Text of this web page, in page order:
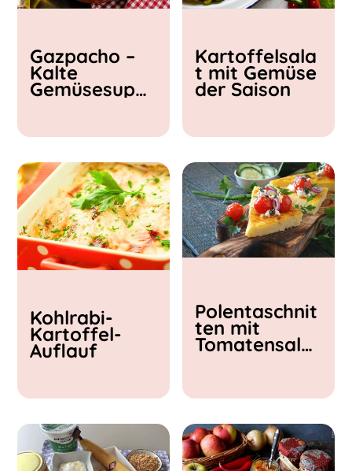
< 15 min
15 - 30 min
30 - 60 min
Gazpacho –
Kalte
Gemüsesupp
Kartoffelsala
t mit Gemüse
der Saison
Kohlrabi-
Kartoffel-
Auflauf
Polentaschnit
ten mit
Tomatensalat